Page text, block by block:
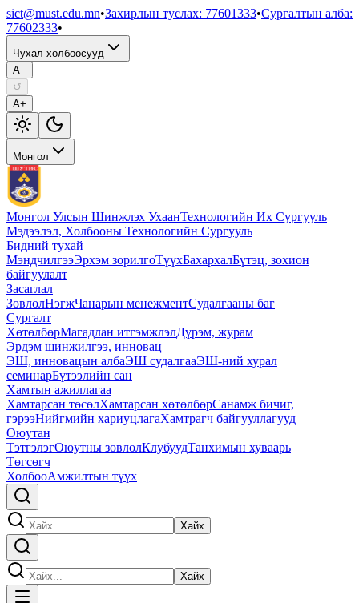
sict@must.edu.mn•Захирлын туслах: 77601333•Сургалтын алба:
77602333•
Чухал холбоосууд
A−
↺
A+
Монгол
Монгол Улсын Шинжлэх УхаанТехнологийн Их Сургууль
Мэдээлэл, Холбооны Технологийн Сургууль
Бидний тухай
МэндчилгээЭрхэм зорилгоТүүхБахархалБүтэц, зохион
байгуулалт
Засаглал
ЗөвлөлНэгжЧанарын менежментСудалгааны баг
Сургалт
ХөтөлбөрМагадлан итгэмжлэлДүрэм, журам
Эрдэм шинжилгээ, инновац
ЭШ, инновацын албаЭШ судалгааЭШ-ний хурал
семинарБүтээлийн сан
Хамтын ажиллагаа
Хамтарсан төсөлХамтарсан хөтөлбөрСанамж бичиг,
гэрээНийгмийн хариуцлагаХамтрагч байгууллагууд
Оюутан
ТэтгэлэгОюутны зөвлөлКлубуудТанхимын хуваарь
Төгсөгч
ХолбооАмжилтын түүх
Хайх
Хайх